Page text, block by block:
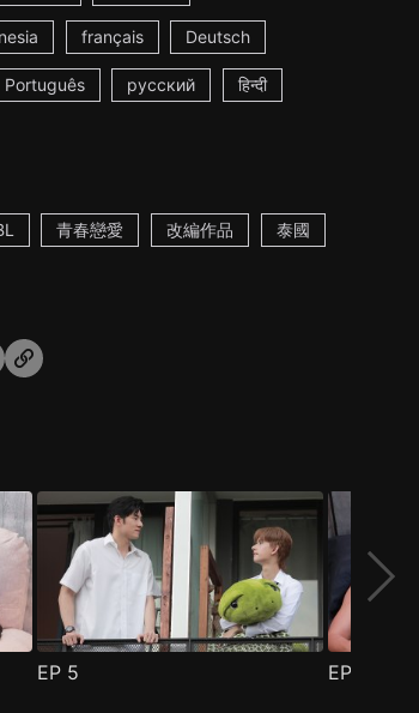
français Deutsch
Português русский हिन्दी
青春戀愛 改編作品 泰國
EP 5 EP